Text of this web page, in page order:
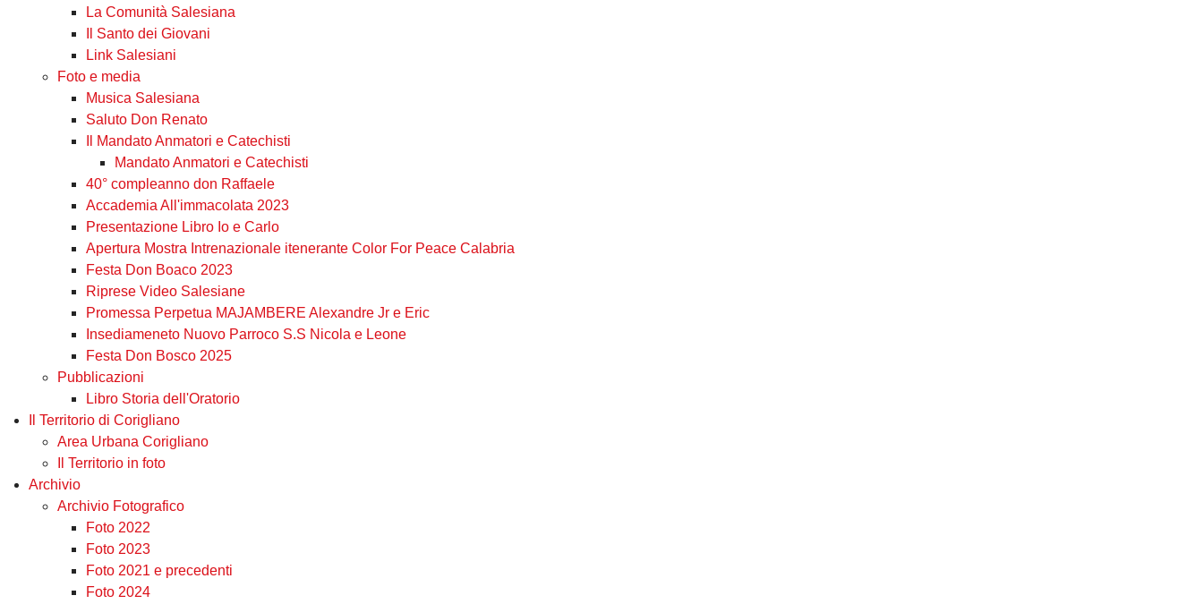
La Comunità Salesiana
Il Santo dei Giovani
Link Salesiani
Foto e media
Musica Salesiana
Saluto Don Renato
Il Mandato Anmatori e Catechisti
Mandato Anmatori e Catechisti
40° compleanno don Raffaele
Accademia All'immacolata 2023
Presentazione Libro Io e Carlo
Apertura Mostra Intrenazionale itenerante Color For Peace Calabria
Festa Don Boaco 2023
Riprese Video Salesiane
Promessa Perpetua MAJAMBERE Alexandre Jr e Eric
Insediameneto Nuovo Parroco S.S Nicola e Leone
Festa Don Bosco 2025
Pubblicazioni
Libro Storia dell'Oratorio
Il Territorio di Corigliano
Area Urbana Corigliano
Il Territorio in foto
Archivio
Archivio Fotografico
Foto 2022
Foto 2023
Foto 2021 e precedenti
Foto 2024